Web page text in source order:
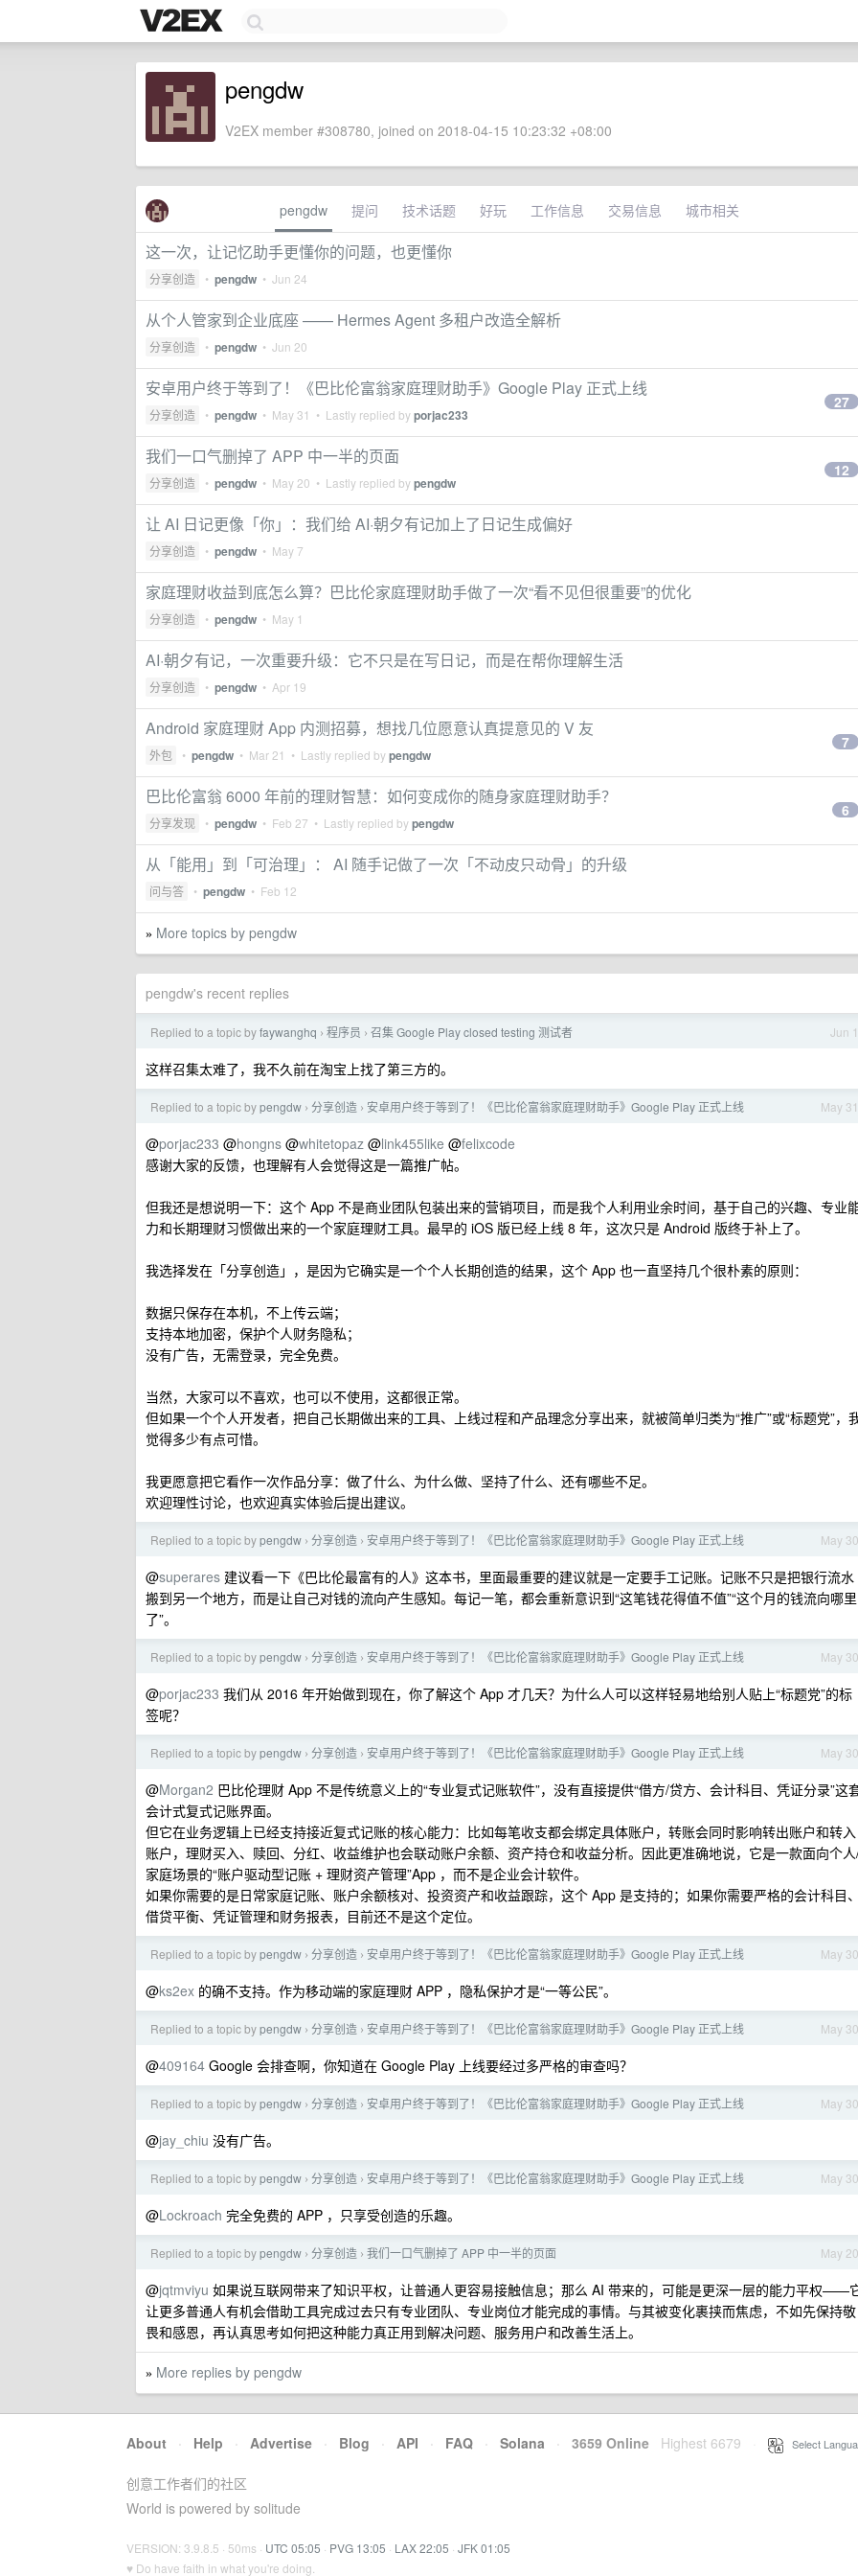
pengdw
V2EX member #308780, joined on 2018-04-15 10:23:32 +08:00
pengdw 提问 技术话题 好玩 工作信息 交易信息 城市相关
这一次，让记忆助手更懂你的问题，也更懂你
分享创造 • pengdw • Jun 24
从个人管家到企业底座 —— Hermes Agent 多租户改造全解析
分享创造 • pengdw • Jun 20
安卓用户终于等到了！《巴比伦富翁家庭理财助手》Google Play 正式上线
分享创造 • pengdw • May 31 • Lastly replied byporjac233
27
我们一口气删掉了 APP 中一半的页面
分享创造 • pengdw • May 20 • Lastly replied bypengdw
12
让 AI 日记更像「你」：我们给 AI·朝夕有记加上了日记生成偏好
分享创造 • pengdw • May 7
家庭理财收益到底怎么算？巴比伦家庭理财助手做了一次“看不见但很重要”的优化
分享创造 • pengdw • May 1
AI·朝夕有记，一次重要升级：它不只是在写日记，而是在帮你理解生活
分享创造 • pengdw • Apr 19
Android 家庭理财 App 内测招募，想找几位愿意认真提意见的 V 友
外包 • pengdw • Mar 21 • Lastly replied bypengdw
7
巴比伦富翁 6000 年前的理财智慧：如何变成你的随身家庭理财助手？
分享发现 • pengdw • Feb 27 • Lastly replied bypengdw
6
从「能用」到「可治理」： AI 随手记做了一次「不动皮只动骨」的升级
问与答 • pengdw • Feb 12
» More topics by pengdw
pengdw's recent replies
Jun 1
Replied to a topic byfaywanghq › 程序员 › 召集 Google Play closed testing 测试者
这样召集太难了，我不久前在淘宝上找了第三方的。
May 31
Replied to a topic bypengdw › 分享创造 › 安卓用户终于等到了！《巴比伦富翁家庭理财助手》Google Play 正式上线
@porjac233 @hongns @whitetopaz @link455like @felixcode
感谢大家的反馈，也理解有人会觉得这是一篇推广帖。
但我还是想说明一下：这个 App 不是商业团队包装出来的营销项目，而是我个人利用业余时间，基于自己的兴趣、专业
力和长期理财习惯做出来的一个家庭理财工具。最早的 iOS 版已经上线 8 年，这次只是 Android 版终于补上了。
我选择发在「分享创造」，是因为它确实是一个个人长期创造的结果，这个 App 也一直坚持几个很朴素的原则：
数据只保存在本机，不上传云端；
支持本地加密，保护个人财务隐私；
没有广告，无需登录，完全免费。
当然，大家可以不喜欢，也可以不使用，这都很正常。
但如果一个个人开发者，把自己长期做出来的工具、上线过程和产品理念分享出来，就被简单归类为“推广”或“标题党”，
觉得多少有点可惜。
我更愿意把它看作一次作品分享：做了什么、为什么做、坚持了什么、还有哪些不足。
欢迎理性讨论，也欢迎真实体验后提出建议。
May 30
Replied to a topic bypengdw › 分享创造 › 安卓用户终于等到了！《巴比伦富翁家庭理财助手》Google Play 正式上线
@superares 建议看一下《巴比伦最富有的人》这本书，里面最重要的建议就是一定要手工记账。记账不只是把银行流水
搬到另一个地方，而是让自己对钱的流向产生感知。每记一笔，都会重新意识到“这笔钱花得值不值”“这个月的钱流向哪里
了”。
May 30
Replied to a topic bypengdw › 分享创造 › 安卓用户终于等到了！《巴比伦富翁家庭理财助手》Google Play 正式上线
@porjac233 我们从 2016 年开始做到现在，你了解这个 App 才几天？为什么人可以这样轻易地给别人贴上“标题党”的标
签呢？
May 30
Replied to a topic bypengdw › 分享创造 › 安卓用户终于等到了！《巴比伦富翁家庭理财助手》Google Play 正式上线
@Morgan2 巴比伦理财 App 不是传统意义上的“专业复式记账软件”，没有直接提供“借方/贷方、会计科目、凭证分录”这
会计式复式记账界面。
但它在业务逻辑上已经支持接近复式记账的核心能力：比如每笔收支都会绑定具体账户，转账会同时影响转出账户和转入
账户，理财买入、赎回、分红、收益维护也会联动账户余额、资产持仓和收益分析。因此更准确地说，它是一款面向个
家庭场景的“账户驱动型记账 + 理财资产管理”App ，而不是企业会计软件。
如果你需要的是日常家庭记账、账户余额核对、投资资产和收益跟踪，这个 App 是支持的；如果你需要严格的会计科目、
借贷平衡、凭证管理和财务报表，目前还不是这个定位。
May 30
Replied to a topic bypengdw › 分享创造 › 安卓用户终于等到了！《巴比伦富翁家庭理财助手》Google Play 正式上线
@ks2ex 的确不支持。作为移动端的家庭理财 APP ，隐私保护才是“一等公民”。
May 30
Replied to a topic bypengdw › 分享创造 › 安卓用户终于等到了！《巴比伦富翁家庭理财助手》Google Play 正式上线
@409164 Google 会排查啊，你知道在 Google Play 上线要经过多严格的审查吗？
May 30
Replied to a topic bypengdw › 分享创造 › 安卓用户终于等到了！《巴比伦富翁家庭理财助手》Google Play 正式上线
@jay_chiu 没有广告。
May 30
Replied to a topic bypengdw › 分享创造 › 安卓用户终于等到了！《巴比伦富翁家庭理财助手》Google Play 正式上线
@Lockroach 完全免费的 APP ，只享受创造的乐趣。
May 20
Replied to a topic bypengdw › 分享创造 › 我们一口气删掉了 APP 中一半的页面
@jqtmviyu 如果说互联网带来了知识平权，让普通人更容易接触信息；那么 AI 带来的，可能是更深一层的能力平权——
让更多普通人有机会借助工具完成过去只有专业团队、专业岗位才能完成的事情。与其被变化裹挟而焦虑，不如先保持敬
畏和感恩，再认真思考如何把这种能力真正用到解决问题、服务用户和改善生活上。
» More replies by pengdw
About · Help · Advertise · Blog · API · FAQ · Solana · 3659 Online Highest 6679 Select
创意工作者们的社区
World is powered by solitude
VERSION: 3.9.8.5 · 50ms · UTC 05:05 · PVG 13:05 · LAX 22:05 · JFK 01:05
♥ Do have faith in what you're doing.